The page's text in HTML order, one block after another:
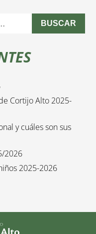
BUSCAR
Cortijo Alto 2025-
y cuáles son sus
2026
2025-2026